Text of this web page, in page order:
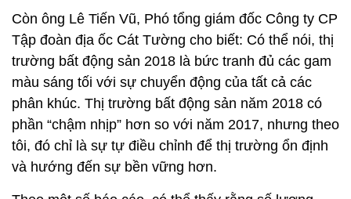
Còn ông Lê Tiến Vũ, Phó tổng giám đốc Công ty CP
Tập đoàn địa ốc Cát Tường cho biết: Có thể nói, thị
trường bất động sản 2018 là bức tranh đủ các gam
màu sáng tối với sự chuyển động của tất cả các
phân khúc. Thị trường bất động sản năm 2018 có
phần “chậm nhịp” hơn so với năm 2017, nhưng theo
tôi, đó chỉ là sự tự điều chỉnh để thị trường ổn định
và hướng đến sự bền vững hơn.